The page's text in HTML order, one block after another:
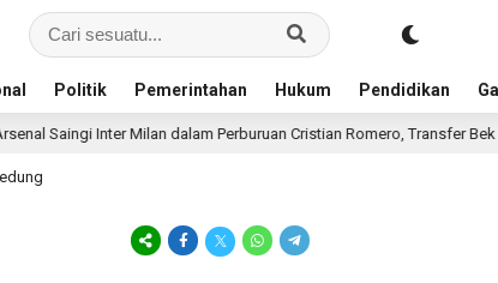
Politik Pemerintahan Hukum Pendidikan
Perburuan Cristian Romero, Transfer Bek Tottenham Memanas